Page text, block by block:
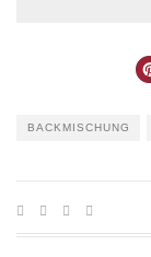
BACKMISCHUNG